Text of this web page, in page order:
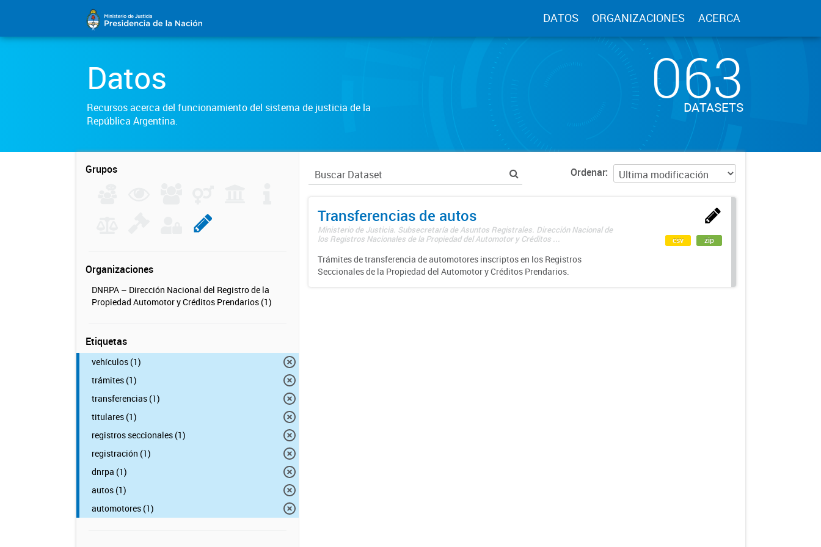
DATOS ORGANIZACIONES ACERCA
Datos
Recursos acerca del funcionamiento del sistema de justicia de la
República Argentina.
063
DATASETS
Grupos
Organizaciones
DNRPA – Dirección Nacional del Registro de la
Propiedad Automotor y Créditos Prendarios (1)
Etiquetas
vehículos (1)
trámites (1)
transferencias (1)
titulares (1)
registros seccionales (1)
registración (1)
dnrpa (1)
autos (1)
automotores (1)
Ordenar
Transferencias de autos
Ministerio de Justicia. Subsecretaría de Asuntos Registrales. Dirección Nacional de
los Registros Nacionales de la Propiedad del Automotor y Créditos ...
Trámites de transferencia de automotores inscriptos en los Registros
Seccionales de la Propiedad del Automotor y Créditos Prendarios.
csv zip